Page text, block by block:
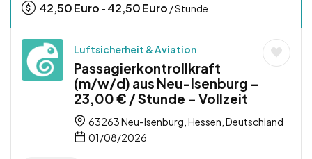
42,50Euro - 42,50Euro / Stunde
Luftsicherheit & Aviation
Passagierkontrollkraft
(m/w/d) aus Neu-Isenburg –
23,00 € / Stunde – Vollzeit
63263 Neu-Isenburg, Hessen, Deutschland
01/08/2026